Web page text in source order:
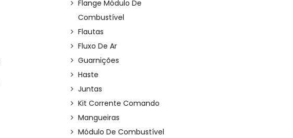
Flange Módulo De
Combustível
Flautas
Fluxo De Ar
Guarnições
Haste
Juntas
Kit Corrente Comando
Mangueiras
Módulo De Combustível